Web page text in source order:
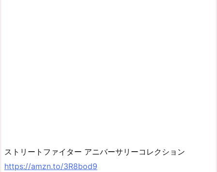
ストリートファイター アニバーサリーコレクション
https://amzn.to/3R8bod9